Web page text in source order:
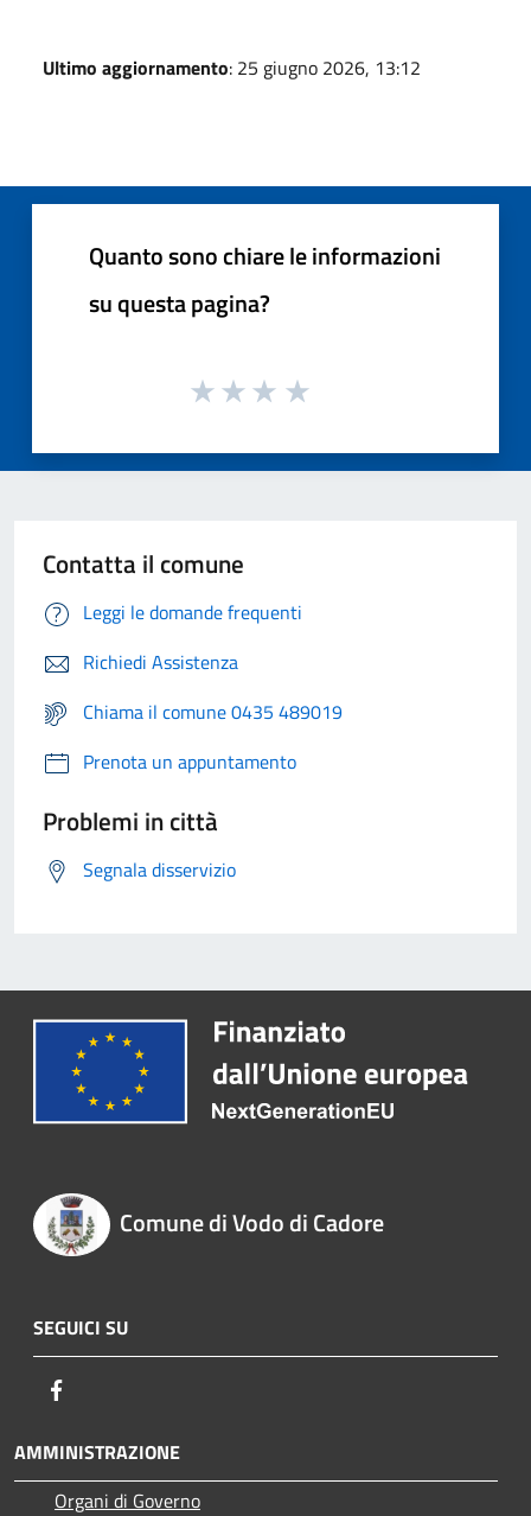
Ultimo aggiornamento: 25 giugno 2026, 13:12
Quanto sono chiare le informazioni
su questa pagina?
Contatta il comune
Leggi le domande frequenti
Richiedi Assistenza
Chiama il comune 0435 489019
Prenota un appuntamento
Problemi in città
Segnala disservizio
Comune di Vodo di Cadore
SEGUICI SU
AMMINISTRAZIONE
Organi di Governo